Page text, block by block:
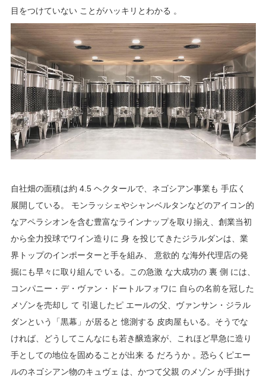
目をつけていない ことがハッキリとわかる 。
自社畑の面積は約 4.5 ヘクタールで、ネゴシアン事業も 手広く
展開している。 モンラッシェやシャンベルタンなどのアイコン的
なアペラシオンを含む豊富なラインナップを取り揃え、創業当初
から全力投球でワイン造りに 身 を投じてきたジラルダンは、業
界トップのインポーターと手を組み、 意欲的 な海外代理店の発
掘にも早々に取り組んで いる。この急激 な大成功の 裏 側 には、
コンパニー・デ・ヴァン・ドートルフォワに 自らの名前を冠した
メゾンを売却し て 引退したピ エールの父、ヴァンサン・ジラル
ダンという「黒幕」が居ると 憶測する 皮肉屋もいる。そうでな
ければ、どうしてこんなにも若き醸造家が、これほど早急に造り
手としての地位を固めることが出来 る だろうか 。恐らくピエー
ルのネゴシアン物のキュヴェ は、かつて父親 のメゾン が手掛け